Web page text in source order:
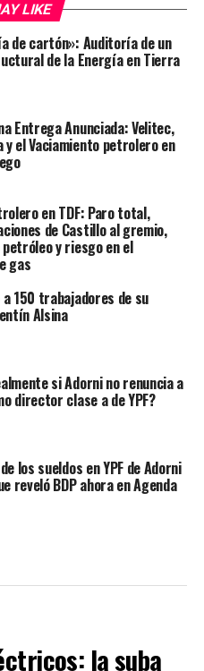
LIKE
de cartón»: Auditoría de un
de la Energía en Tierra
Entrega Anunciada: Velitec,
y el Vaciamiento petrolero en
en TDF: Paro total,
de Castillo al gremio,
y riesgo en el
gas
150 trabajadores de su
Alsina
si Adorni no renuncia a
director clase a de YPF?
los sueldos en YPF de Adorni
reveló BDP ahora en Agenda
la suba